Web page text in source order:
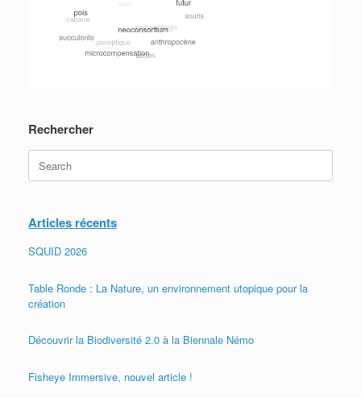
Rechercher
for:
Articles récents
SQUID 2026
Table Ronde : La Nature, un environnement utopique pour la
création
Découvrir la Biodiversité 2.0 à la Biennale Némo
Fisheye Immersive, nouvel article !